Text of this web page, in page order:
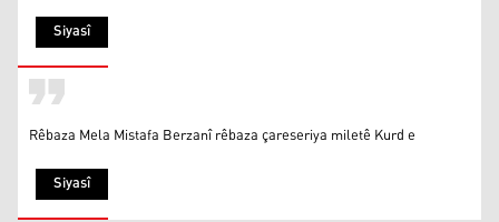
Siyasî
Siyasî
Rêbaza Mela Mistafa Berzanî rêbaza çareseriya miletê Kurd e